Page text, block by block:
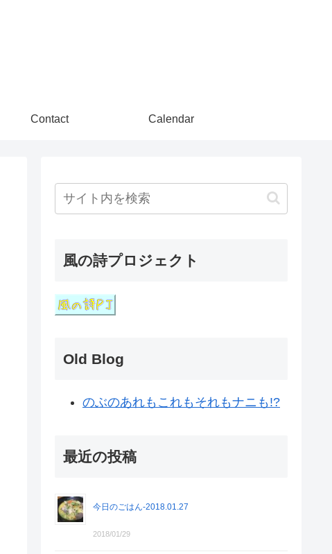
Contact Calendar
風の詩プロジェクト
Old Blog
のぶのあれもこれもそれもナニも!?
最近の投稿
今日のごはん-2018.01.27
2018/01/29